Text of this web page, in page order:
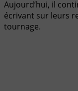
Aujourd’hui, il
écrivant sur leurs
tournage.